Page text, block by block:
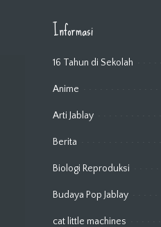
Informasi
16 Tahun di Sekolah
Anime
Arti Jablay
Berita
Biologi Reproduksi
Budaya Pop Jablay
cat little machines